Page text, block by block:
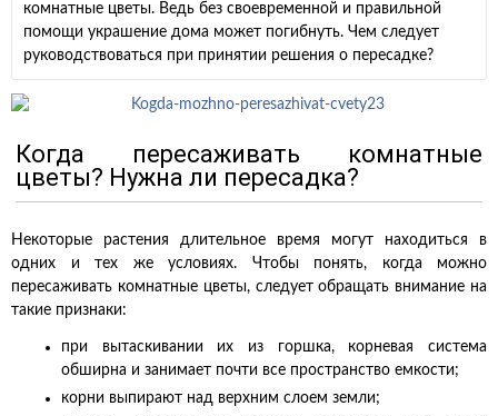
комнатные цветы. Ведь без своевременной и правильной
помощи украшение дома может погибнуть. Чем следует
руководствоваться при принятии решения о пересадке?
Когда пересаживать комнатные
цветы? Нужна ли пересадка?
Некоторые растения длительное время могут находиться в
одних и тех же условиях. Чтобы понять, когда можно
пересаживать комнатные цветы, следует обращать внимание на
такие признаки:
при вытаскивании их из горшка, корневая система
обширна и занимает почти все пространство емкости;
корни выпирают над верхним слоем земли;